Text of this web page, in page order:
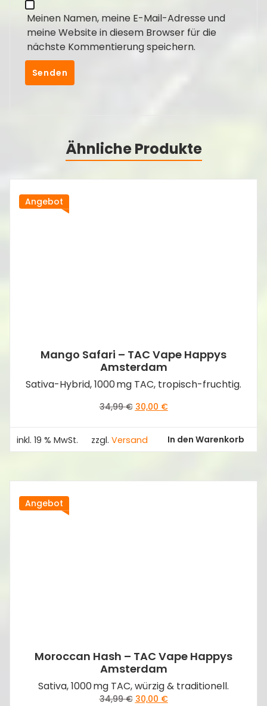
Meinen Namen, meine E-Mail-Adresse und
meine Website in diesem Browser für die
nächste Kommentierung speichern.
Ähnliche Produkte
Angebot
Mango Safari – TAC Vape Happys
Amsterdam
Sativa-Hybrid, 1000 mg TAC, tropisch-fruchtig.
34,99€ Ursprünglicher
34,99 €
30,00 €Aktueller
30,00 €.
inkl. 19 % MwSt. zzgl. Versand In den Warenkorb
Angebot
Moroccan Hash – TAC Vape Happys
Amsterdam
Sativa, 1000 mg TAC, würzig & traditionell.
34,99€ Ursprünglicher
30,00 €Aktueller